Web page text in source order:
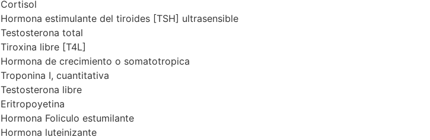
Cortisol
Hormona estimulante del tiroides [TSH] ultrasensible
Testosterona total
Tiroxina libre [T4L]
Hormona de crecimiento o somatotropica
Troponina I, cuantitativa
Testosterona libre
Eritropoyetina
Hormona Foliculo estumilante
Hormona luteinizante